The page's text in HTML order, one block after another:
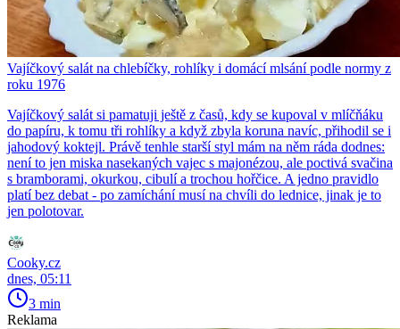
Vajíčkový salát na chlebíčky, rohlíky i domácí mlsání podle normy z
roku 1976
Vajíčkový salát si pamatuji ještě z časů, kdy se kupoval v mlíčňáku
do papíru, k tomu tři rohlíky a když zbyla koruna navíc, přihodil se i
jahodový koktejl. Právě tenhle starší styl mám na něm ráda dodnes:
není to jen miska nasekaných vajec s majonézou, ale poctivá svačina
s bramborami, okurkou, cibulí a trochou hořčice. A jedno pravidlo
platí bez debat - po zamíchání musí na chvíli do lednice, jinak je to
jen polotovar.
Cooky.cz
dnes, 05:11
3 min
Reklama